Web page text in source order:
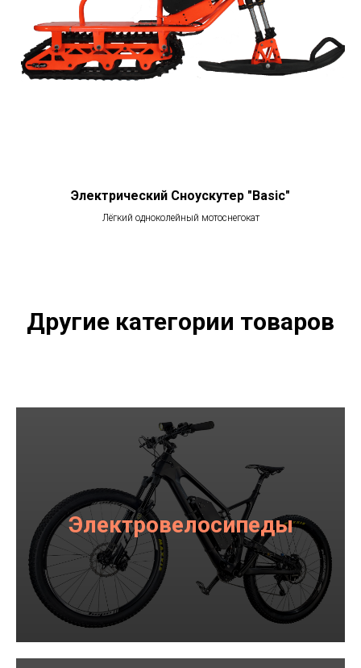
Электрический Сноускутер "Basic"
Лёгкий одноколейный мотоснегокат
Другие категории товаров
Электровелосипеды